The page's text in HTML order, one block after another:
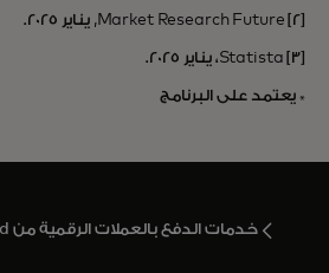
[2] Market Research Future, يناير 2025.
[3] Statista، يناير 2025.
* يعتمد على البرنامج
خدمات الدفع بالعملات الرقمية من Mastercard